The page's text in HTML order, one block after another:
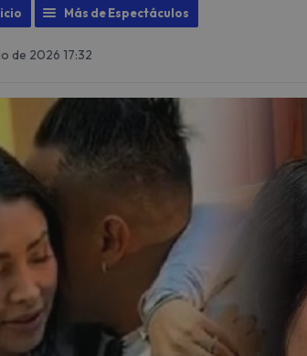
Más de Espectáculos
de 2026 17:32